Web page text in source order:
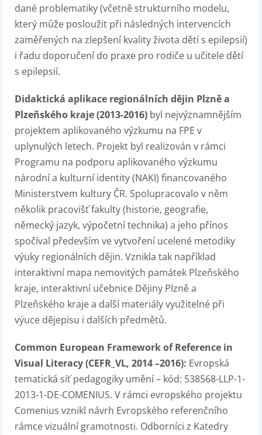
dané problematiky (včetně strukturního modelu,
který může posloužit při následných intervencích
zaměřených na zlepšení kvality života dětí s epilepsií)
i řadu doporučení do praxe pro rodiče u učitele dětí
s epilepsií.
Didaktická aplikace regionálních dějin Plzně a
Plzeňského kraje (2013-2016) byl nejvýznamnějším
projektem aplikovaného výzkumu na FPE v
uplynulých letech. Projekt byl realizován v rámci
Programu na podporu aplikovaného výzkumu
národní a kulturní identity (NAKI) financovaného
Ministerstvem kultury ČR. Spolupracovalo v něm
několik pracovišť fakulty (historie, geografie,
německý jazyk, výpočetní technika) a jeho přínos
spočíval především ve vytvoření ucelené metodiky
výuky regionálních dějin. Vznikla tak například
interaktivní mapa nemovitých památek Plzeňského
kraje, interaktivní učebnice Dějiny Plzně a
Plzeňského kraje a další materiály využitelné při
výuce dějepisu i dalších předmětů.
Common European Framework of Reference in
Visual Literacy (CEFR_VL, 2014 –2016): Evropská
tematická síť pedagogiky umění – kód: 538568-LLP-1-
2013-1-DE-COMENIUS. V rámci evropského projektu
Comenius vznikl návrh Evropského referenčního
rámce vizuální gramotnosti. Odborníci z Katedry